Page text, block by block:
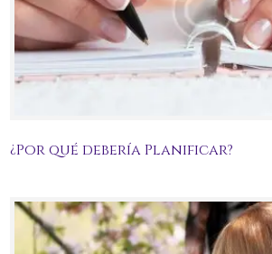
¿Por qué debería Planificar?